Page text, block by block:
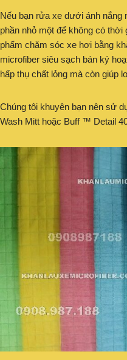
Nếu bạn rửa xe dưới ánh
phần nhỏ một để không có
phẩm chăm sóc xe hơi bằng
microfiber siêu sạch bán ký
hấp thụ chất lỏng mà còn giúp
Chúng tôi khuyên bạn nên sử
Wash Mitt hoặc Buff ™ Detail